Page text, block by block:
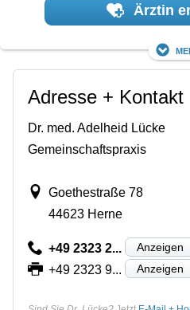
Ärztin
Adresse + Kontakt
Dr. med. Adelheid Lücke
Gemeinschaftspraxis
Goethestraße 78
44623 Herne
+49 2323 2... Anzeigen
+49 2323 9... Anzeigen